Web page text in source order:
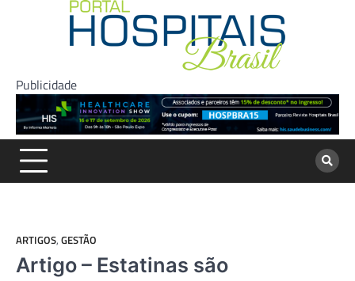
Publicidade
ARTIGOS, GESTÃO
Artigo – Estatinas são